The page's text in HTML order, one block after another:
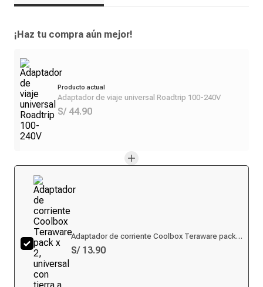
¡Haz tu compra aún mejor!
Producto actual
Adaptador de viaje universal Roadtrip 100-240V
S/ 44.90
Adaptador de corriente Coolbox Teraware pack x
2, universal con tierra a plano, naranja
S/ 13.90